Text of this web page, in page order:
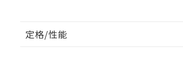
定格/性能